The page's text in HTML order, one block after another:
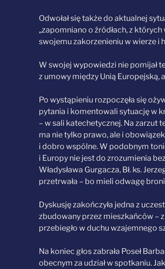
Odwołał się także do aktualnej
„zapomniano o źródłach, z
swojemu zakorzenieniu w wierze i
W swojej wypowiedzi nie pomijał
z umowy między Unią Europejską,
Po wystąpieniu rozpoczęła się
pytania i komentowali sytuację w
– w sali katechetycznej. Na zarzut
ma nie tylko prawo, ale i
i dobro wspólne. W podobnym
i Europy nie jest do zrozumienia
Władysława Gurgacza, Bł. ks.
przetrwała – bo mieli odwagę
Dyskusję zakończyła jedna z
zbudowany przez mieszkańców –
przebiegło w duchu wzajemnego
Na koniec głos zabrała Poseł
obecnym za udział w spotkaniu.